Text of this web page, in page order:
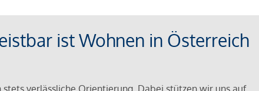
ist Wohnen in Österreich